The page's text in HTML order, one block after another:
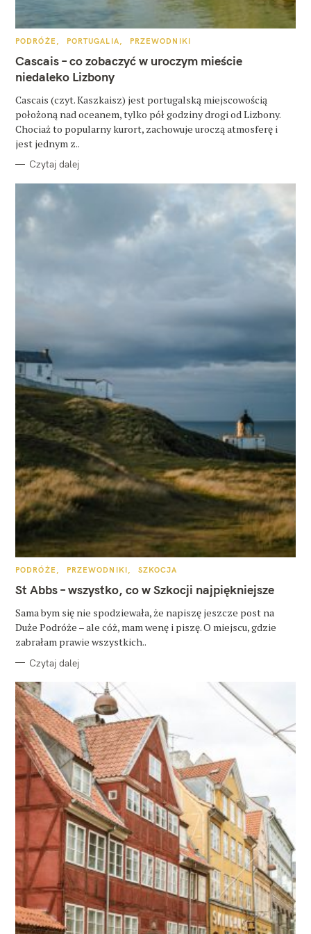
K
T
E
G
O
I
PODRÓŻE PORTUGALIA PRZEWODNIKI
Cascais – co zobaczyć w uroczym mieście
niedaleko Lizbony
Cascais (czyt. Kaszkaisz) jest portugalską miejscowością
położoną nad oceanem, tylko pół godziny drogi od Lizbony.
Chociaż to popularny kurort, zachowuje uroczą atmosferę i
jest jednym z..
Czytaj dalej
K
T
E
O
R
I
PODRÓŻE PRZEWODNIKI SZKOCJA
St Abbs – wszystko, co w Szkocji najpiękniejsze
Sama bym się nie spodziewała, że napiszę jeszcze post na
Duże Podróże – ale cóż, mam wenę i piszę. O miejscu, gdzie
zabrałam prawie wszystkich..
Czytaj dalej
k
j